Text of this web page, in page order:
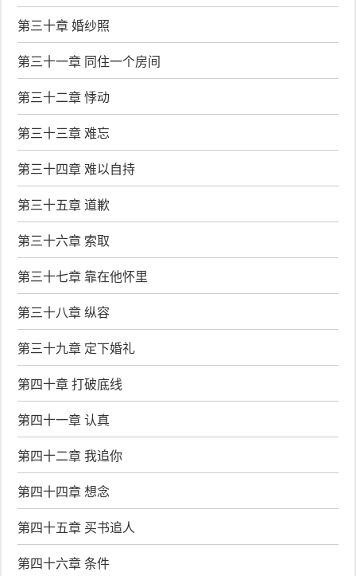
第三十章 婚纱照
第三十一章 同住一个房间
第三十二章 悸动
第三十三章 难忘
第三十四章 难以自持
第三十五章 道歉
第三十六章 索取
第三十七章 靠在他怀里
第三十八章 纵容
第三十九章 定下婚礼
第四十章 打破底线
第四十一章 认真
第四十二章 我追你
第四十四章 想念
第四十五章 买书追人
第四十六章 条件